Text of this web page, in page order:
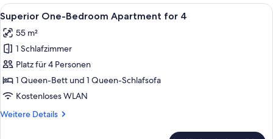
Apartment
(4
Adults)
Alle
Fotos
für
Superior
One-
Bedroom
Apartment
4
Eine moderne Küche mit
20
Superior One-Bedroom Apartment for 4
55 m²
1 Schlafzimmer
Platz für 4 Personen
1 Queen-Bett und 1 Queen-Schlafsofa
Kostenloses WLAN
Weitere Details
Weitere